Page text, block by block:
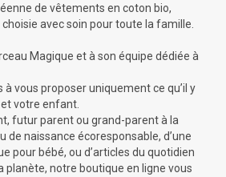
de vêtements en coton bio,
avec soin pour toute la famille.
Magique et à son équipe dédiée à
à vous proposer uniquement ce qu’il y
votre enfant.
futur parent ou grand-parent à la
de naissance écoresponsable, d’une
pour bébé, ou d’articles du quotidien
planète, notre boutique en ligne vous